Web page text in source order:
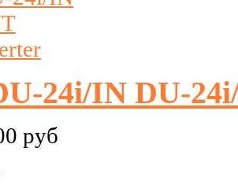
24i/IN DU-
руб